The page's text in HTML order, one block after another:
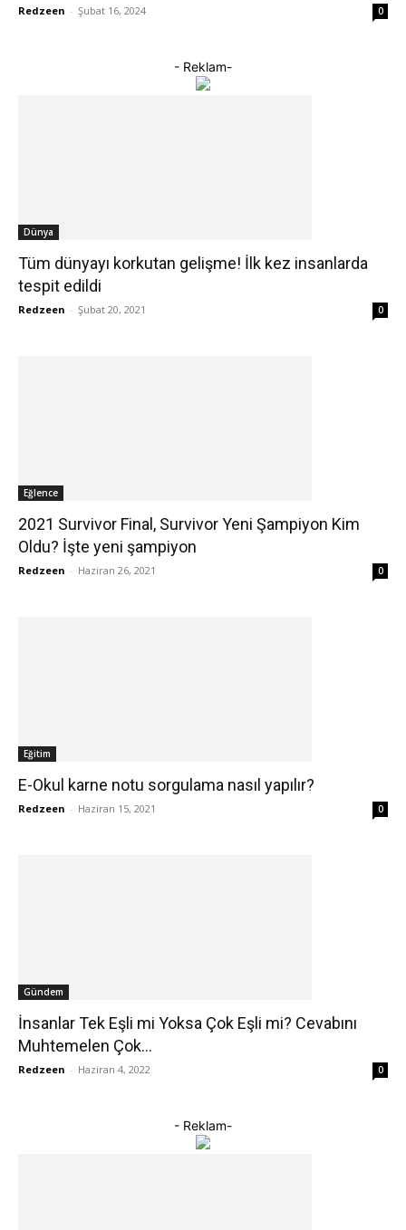
Redzeen - Şubat 16, 2024 0
- Reklam-
Dünya
Tüm dünyayı korkutan gelişme! İlk kez insanlarda
tespit edildi
Redzeen - Şubat 20, 2021 0
Eğlence
2021 Survivor Final, Survivor Yeni Şampiyon Kim
Oldu? İşte yeni şampiyon
Redzeen - Haziran 26, 2021 0
Eğitim
E-Okul karne notu sorgulama nasıl yapılır?
Redzeen - Haziran 15, 2021 0
Gündem
İnsanlar Tek Eşli mi Yoksa Çok Eşli mi? Cevabını
Muhtemelen Çok...
Redzeen - Haziran 4, 2022 0
- Reklam-